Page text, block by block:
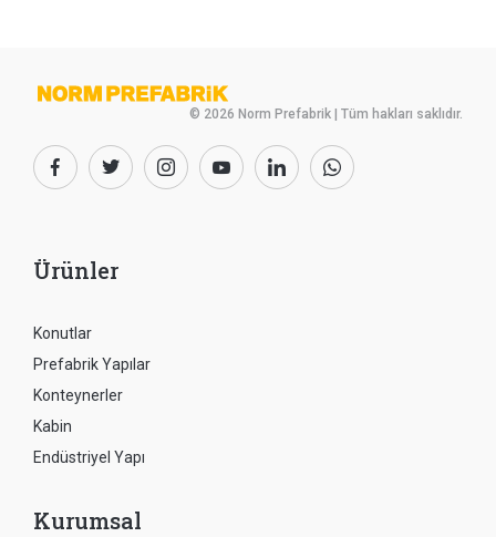
© 2026 Norm Prefabrik | Tüm hakları saklıdır.
Ürünler
Konutlar
Prefabrik Yapılar
Konteynerler
Kabin
Endüstriyel Yapı
Kurumsal